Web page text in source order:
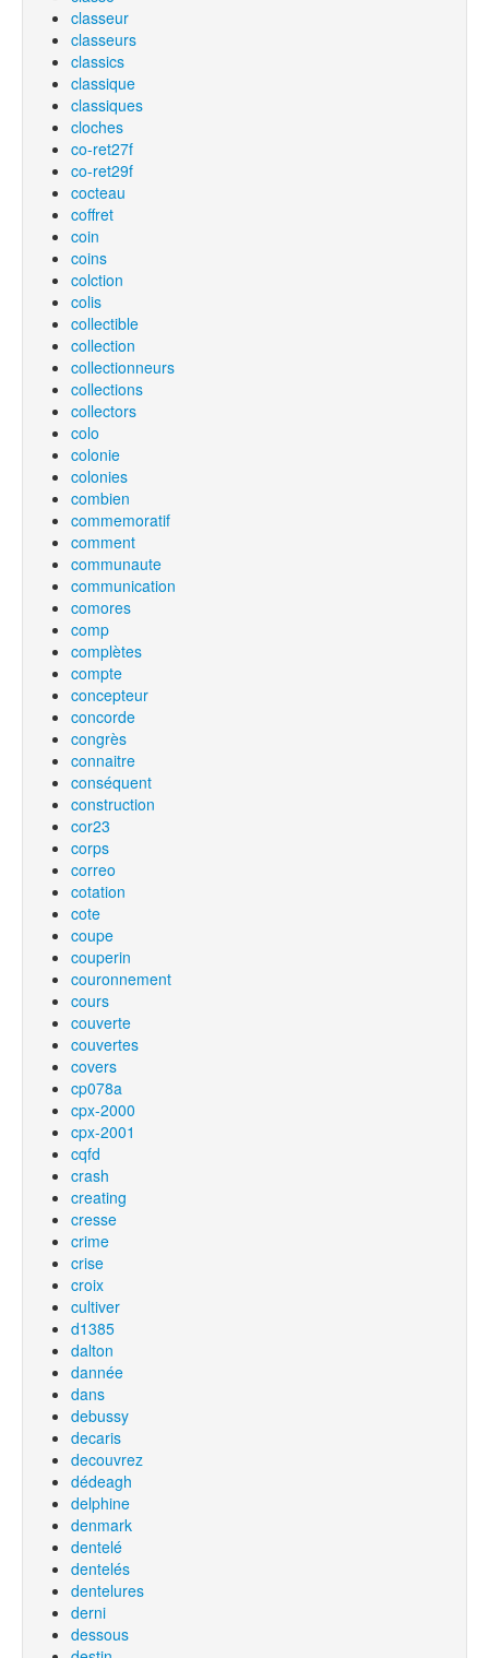
classeur
classeurs
classics
classique
classiques
cloches
co-ret27f
co-ret29f
cocteau
coffret
coin
coins
colction
colis
collectible
collection
collectionneurs
collections
collectors
colo
colonie
colonies
combien
commemoratif
comment
communaute
communication
comores
comp
complètes
compte
concepteur
concorde
congrès
connaitre
conséquent
construction
cor23
corps
correo
cotation
cote
coupe
couperin
couronnement
cours
couverte
couvertes
covers
cp078a
cpx-2000
cpx-2001
cqfd
crash
creating
cresse
crime
crise
croix
cultiver
d1385
dalton
dannée
dans
debussy
decaris
decouvrez
dédeagh
delphine
denmark
dentelé
dentelés
dentelures
derni
dessous